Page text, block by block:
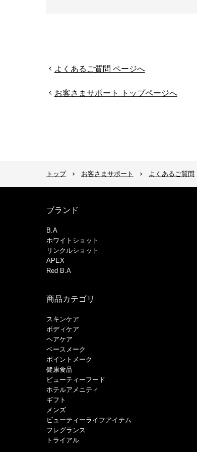
よくあるご質問 ページへ
お客さまサポート トップページへ
トップ お客さまサポート よくあるご質問
ブランド
B.A
ホワイトショット
リンクルショット
APEX
Red B.A
商品カテゴリ
スキンケア
ボディケア
ヘアケア
​ベースメーク​
ポイントメーク​
健康食品
ビューティーフード
ホテルアメニティ
ギフト
メンズ
ビューティーライフアイテム
フレグランス
トライアル